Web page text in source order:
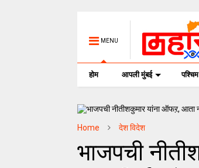
MENU
होम आपली मुंबई पश्चिम
Home देश विदेश
भाजपची